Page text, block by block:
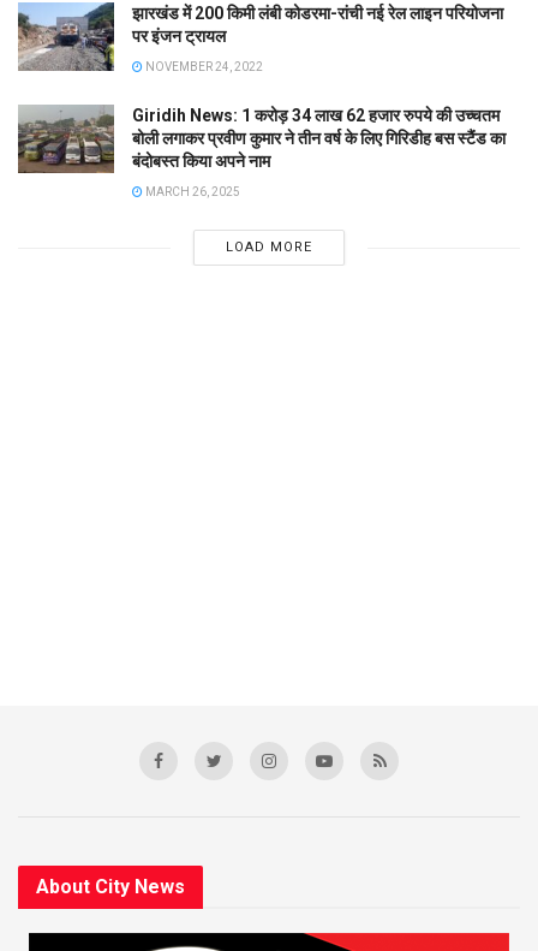
झारखंड में 200 किमी लंबी कोडरमा-रांची नई रेल लाइन परियोजना
पर इंजन ट्रायल
NOVEMBER 24, 2022
Giridih News: 1 करोड़ 34 लाख 62 हजार रुपये की उच्चतम
बोली लगाकर प्रवीण कुमार ने तीन वर्ष के लिए गिरिडीह बस स्टैंड का
बंदोबस्त किया अपने नाम
MARCH 26, 2025
LOAD MORE
About City News